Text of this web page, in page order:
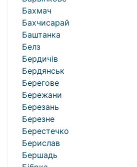
Бахмач
Бахчисарай
Баштанка
Белз
Бердичів
Бердянськ
Берегове
Бережани
Березань
Березне
Берестечко
Берислав
Бершадь